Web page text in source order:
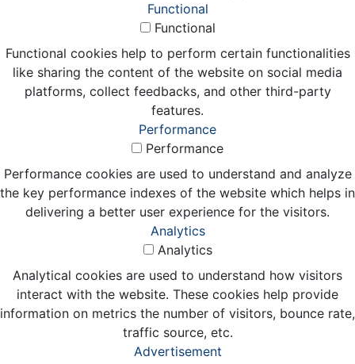
Functional
Functional
Functional cookies help to perform certain functionalities
like sharing the content of the website on social media
platforms, collect feedbacks, and other third-party
features.
Performance
Performance
Performance cookies are used to understand and analyze
the key performance indexes of the website which helps in
delivering a better user experience for the visitors.
Analytics
Analytics
Analytical cookies are used to understand how visitors
interact with the website. These cookies help provide
information on metrics the number of visitors, bounce rate,
traffic source, etc.
Advertisement